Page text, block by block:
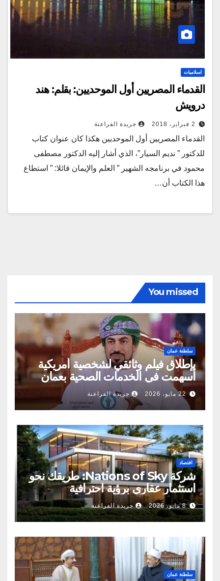
اسلاميات
القدماء المصريين أول الموحديين: بقلم: هند
درويش
2 فبراير، 2018 جريدة الفراعنة
القدماء المصريين أول الموحديين هكذا كان عنوان كتاب
للدكتور ” نديم السيار”، الذي أشار إليه الدكتور مصطفى
محمود في برنامجه الشهير ” العلم والإيمان قائلا: ” استطاع
هذا الكتاب أن…
You missed
سلطنة عمان
بإطلاق فيلم وثائقي لشخصية أمريكية
أسهمت في الخدمات الصحية بعمان
22 مايو، 2026 جريدة الفراعنة
اقتصاد
شركة Nations of Sky: طريقك نحو
استثمار عقاري برؤية احترافية
8 مايو، 2026 جريدة الفراعنة
سلطنة عمان